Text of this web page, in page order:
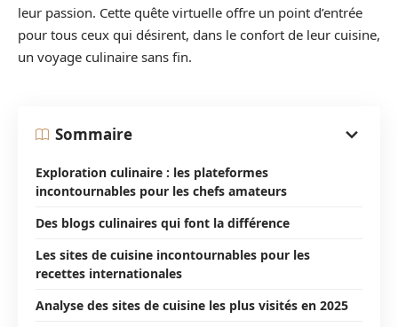
leur passion. Cette quête virtuelle offre un point d’entrée
pour tous ceux qui désirent, dans le confort de leur cuisine,
un voyage culinaire sans fin.
Sommaire
Exploration culinaire : les plateformes
incontournables pour les chefs amateurs
Des blogs culinaires qui font la différence
Les sites de cuisine incontournables pour les
recettes internationales
Analyse des sites de cuisine les plus visités en 2025